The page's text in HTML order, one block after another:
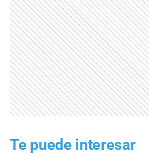
Te puede interesar